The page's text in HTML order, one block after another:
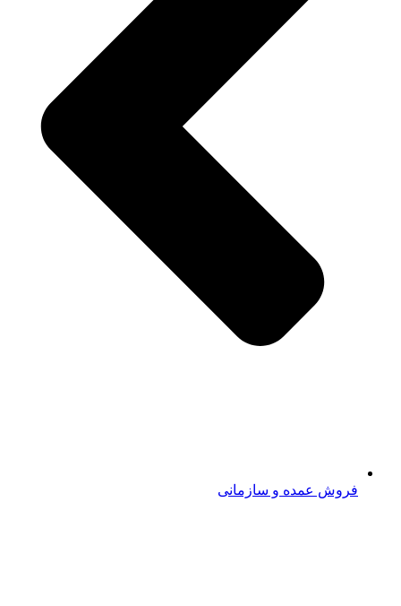
فروش عمده و سازمانی